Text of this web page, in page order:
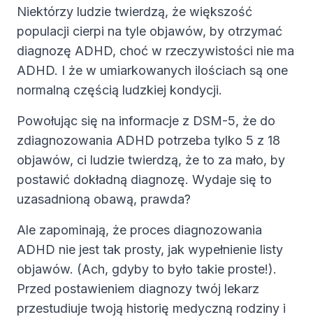
Niektórzy ludzie twierdzą, że większość
populacji cierpi na tyle objawów, by otrzymać
diagnozę ADHD, choć w rzeczywistości nie ma
ADHD. I że w umiarkowanych ilościach są one
normalną częścią ludzkiej kondycji.
Powołując się na informacje z DSM-5, że do
zdiagnozowania ADHD potrzeba tylko 5 z 18
objawów, ci ludzie twierdzą, że to za mało, by
postawić dokładną diagnozę. Wydaje się to
uzasadnioną obawą, prawda?
Ale zapominają, że proces diagnozowania
ADHD nie jest tak prosty, jak wypełnienie listy
objawów. (Ach, gdyby to było takie proste!).
Przed postawieniem diagnozy twój lekarz
przestudiuje twoją historię medyczną rodziny i